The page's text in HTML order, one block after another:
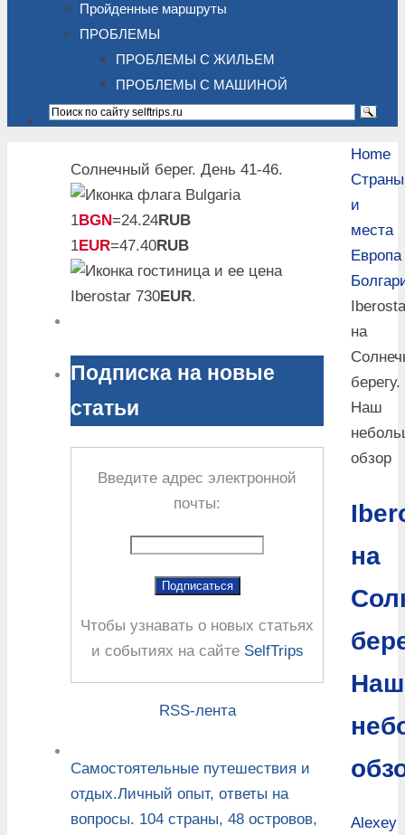
Пройденные маршруты
ПРОБЛЕМЫ
ПРОБЛЕМЫ С ЖИЛЬЕМ
ПРОБЛЕМЫ С МАШИНОЙ
Home
Страны
и
места
Европа
на
берегу.
Наш
обзор
на
Наш
Alexey
Солнечный берег. День 41-46.
1BGN=24.24RUB
1EUR=47.40RUB
Iberostar 730EUR.
Подписка на новые
статьи
Введите адрес электронной
почты:
Чтобы узнавать о новых статьях
и событиях на сайте SelfTrips
RSS-лента
Самостоятельные путешествия и
отдых.Личный опыт, ответы на
вопросы. 104 страны, 48 островов,